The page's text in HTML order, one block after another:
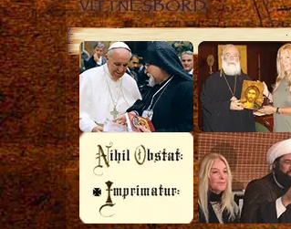
VITTNESBÖRD